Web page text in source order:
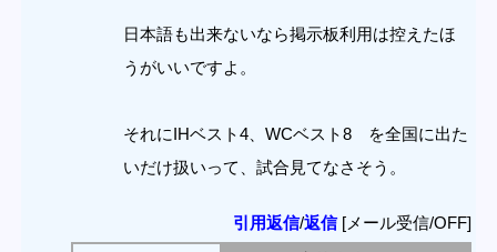
日本語も出来ないなら掲示板利用は控えたほ
うがいいですよ。
それにIHベスト4、WCベスト8 を全国に出た
いだけ扱いって、試合見てなさそう。
引用返信/返信[メール受信/OFF]